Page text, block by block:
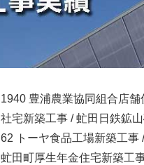
1940 豊浦農業協同組合店
社宅新築工事 / 虻田日鉄鉱
62 トーヤ食品工場新築工事
虻田町厚生年金住宅新築工